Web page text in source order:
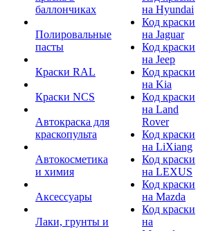
баллончиках
Полировальные
пасты
Краски RAL
Краски NCS
Автокраска для
краскопульта
Автокосметика
и химия
Аксессуары
Лаки, грунты и
на Hyundai
Код краски
на Jaguar
Код краски
на Jeep
Код краски
на Kia
Код краски
на Land
Rover
Код краски
на LiXiang
Код краски
на LEXUS
Код краски
на Mazda
Код краски
на